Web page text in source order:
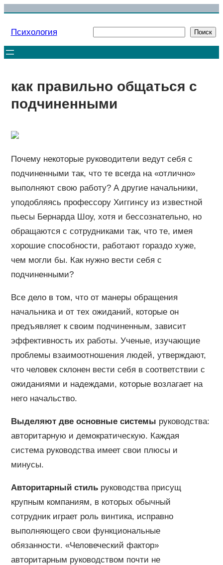
Перейти
Психология Поиск
как правильно общаться с
подчиненными
Почему некоторые руководители ведут себя с
подчиненными так, что те всегда на «отлично»
выполняют свою работу? А другие начальники,
уподобляясь профессору Хиггинсу из известной
пьесы Бернарда Шоу, хотя и бессознательно, но
обращаются с сотрудниками так, что те, имея
хорошие способности, работают гораздо хуже,
чем могли бы. Как нужно вести себя с
подчиненными?
Все дело в том, что от манеры обращения
начальника и от тех ожиданий, которые он
предъявляет к своим подчиненным, зависит
эффективность их работы. Ученые, изучающие
проблемы взаимоотношения людей, утверждают,
что человек склонен вести себя в соответствии с
ожиданиями и надеждами, которые возлагает на
него начальство.
Выделяют две основные системы руководства:
авторитарную и демократическую. Каждая
система руководства имеет свои плюсы и
минусы.
Авторитарный стильруководства присущ
крупным компаниям, в которых обычный
сотрудник играет роль винтика, исправно
выполняющего свои функциональные
обязанности. «Человеческий фактор»
авторитарным руководством почти не